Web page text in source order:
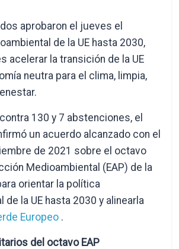
aprobaron el jueves el
de la UE hasta 2030,
acelerar la transición de la UE
neutra para el clima, limpia,
130 y 7 abstenciones, el
un acuerdo alcanzado con el
de 2021 sobre el octavo
Medioambiental (EAP) de la
orientar la política
de la UE hasta 2030 y alinearla
Europeo .
del octavo EAP